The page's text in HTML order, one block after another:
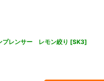
プレンサー レモン絞り [SK3]